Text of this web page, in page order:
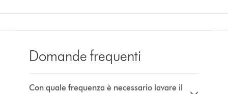
Domande frequenti
Con quale frequenza è necessario lavare il